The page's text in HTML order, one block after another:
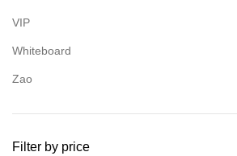
VIP
Whiteboard
Zao
Filter by price